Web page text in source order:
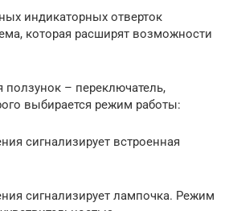
индикаторных отверток
которая расширят возможности
ползунок – переключатель,
выбирается режим работы:
сигнализирует встроенная
сигнализирует лампочка. Режим